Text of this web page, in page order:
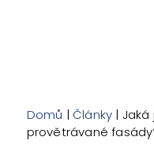
Domů | Články |
provětrávané